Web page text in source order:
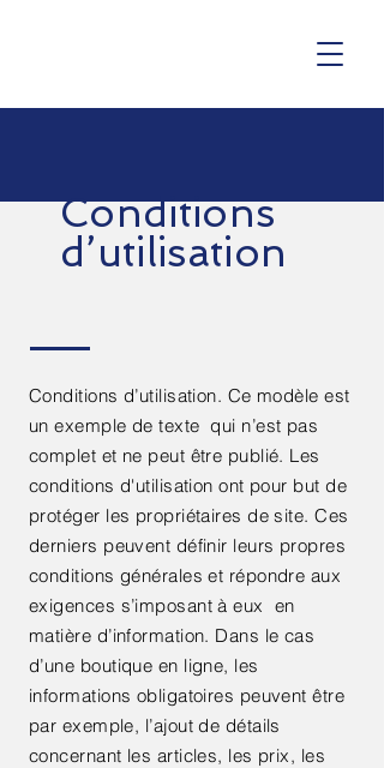
Conditions
d’utilisation
Conditions d’utilisation. Ce modèle est
un exemple de texte qui n’est pas
complet et ne peut être publié. Les
conditions d'utilisation ont pour but de
protéger les propriétaires de site. Ces
derniers peuvent définir leurs propres
conditions générales et répondre aux
exigences s’imposant à eux en
matière d’information. Dans le cas
d’une boutique en ligne, les
informations obligatoires peuvent être
par exemple, l’ajout de détails
concernant les articles, les prix, les